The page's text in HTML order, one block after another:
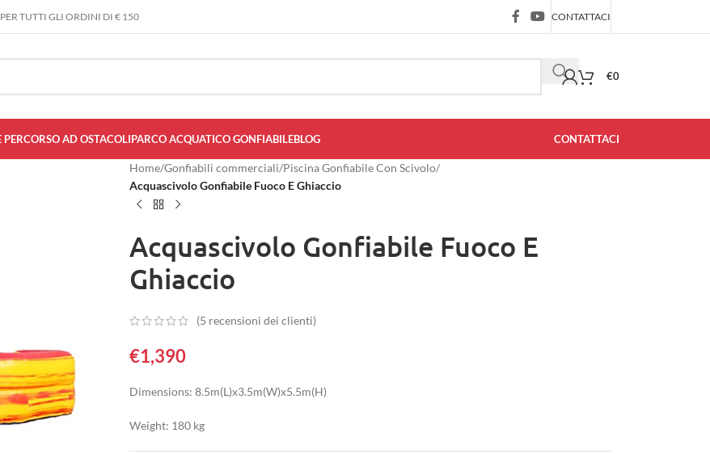
TUTTI GLI ORDINI DI € 150 CONTATTACI
€0
PERCORSO AD OSTACOLIPARCO ACQUATICO GONFIABILEBLOG CONTATTACI
Home/Gonfiabili commerciali/Piscina Gonfiabile Con Scivolo/
Acquascivolo Gonfiabile Fuoco E Ghiaccio
Acquascivolo Gonfiabile Fuoco E
Ghiaccio
(5 recensioni dei clienti)
€1,390
Dimensions: 8.5m(L)x3.5m(W)x5.5m(H)
Weight: 180 kg